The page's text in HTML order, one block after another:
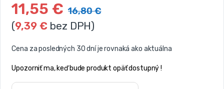
11,55 € 16,80€
(9,39 € bez DPH)
Cena za posledných 30 dní je rovnaká ako aktuálna
Upozorniť ma, keď bude produkt opäť dostupný !